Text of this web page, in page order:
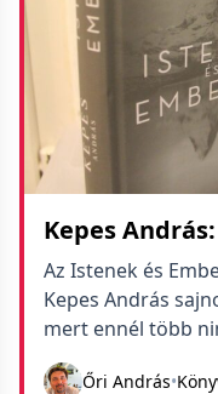
Kepes
Az Istenek és
Kepes András
mert ennél több
Őri András•